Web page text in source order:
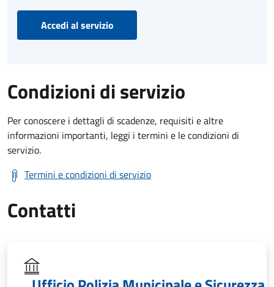
Accedi al servizio
Condizioni di servizio
Per conoscere i dettagli di scadenze, requisiti e altre
informazioni importanti, leggi i termini e le condizioni di
servizio.
Termini e condizioni di servizio
Contatti